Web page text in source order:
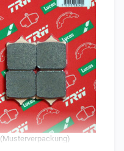
(Musterverpackung)